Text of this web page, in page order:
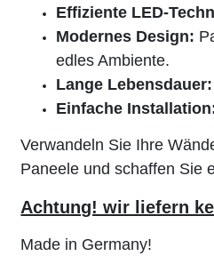
Effiziente LED-
Modernes Design:
edles Ambiente.
Lange Lebensdauer:
Einfache
Verwandeln Sie Ihre
Paneele und schaffen Sie
Achtung! wir liefern
Made in Germany!